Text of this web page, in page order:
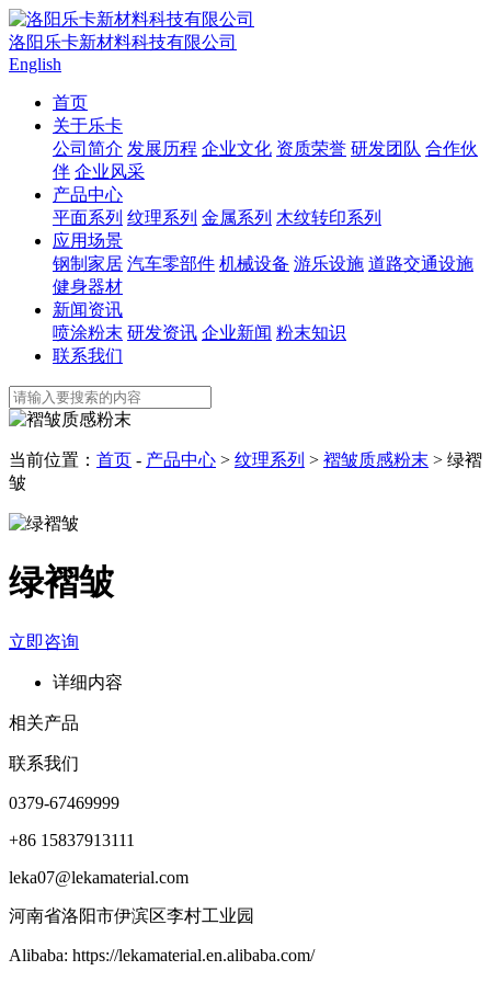
洛阳乐卡新材料科技有限公司
English
首页
关于乐卡
公司简介 发展历程 企业文化 资质荣誉 研发团队 合作伙
伴 企业风采
产品中心
平面系列 纹理系列 金属系列 木纹转印系列
应用场景
钢制家居 汽车零部件 机械设备 游乐设施 道路交通设施
健身器材
新闻资讯
喷涂粉末 研发资讯 企业新闻 粉末知识
联系我们
当前位置： 首页 - 产品中心 > 纹理系列 > 褶皱质感粉末 > 绿褶
皱
绿褶皱
立即咨询
详细内容
相关产品
联系我们
0379-67469999
+86 15837913111
leka07@lekamaterial.com
河南省洛阳市伊滨区李村工业园
Alibaba: https://lekamaterial.en.alibaba.com/